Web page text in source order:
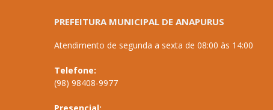
PREFEITURA MUNICIPAL DE ANAPURUS
Atendimento de segunda a sexta de 08:00 às 14:00
Telefone:
(98) 98408-9977